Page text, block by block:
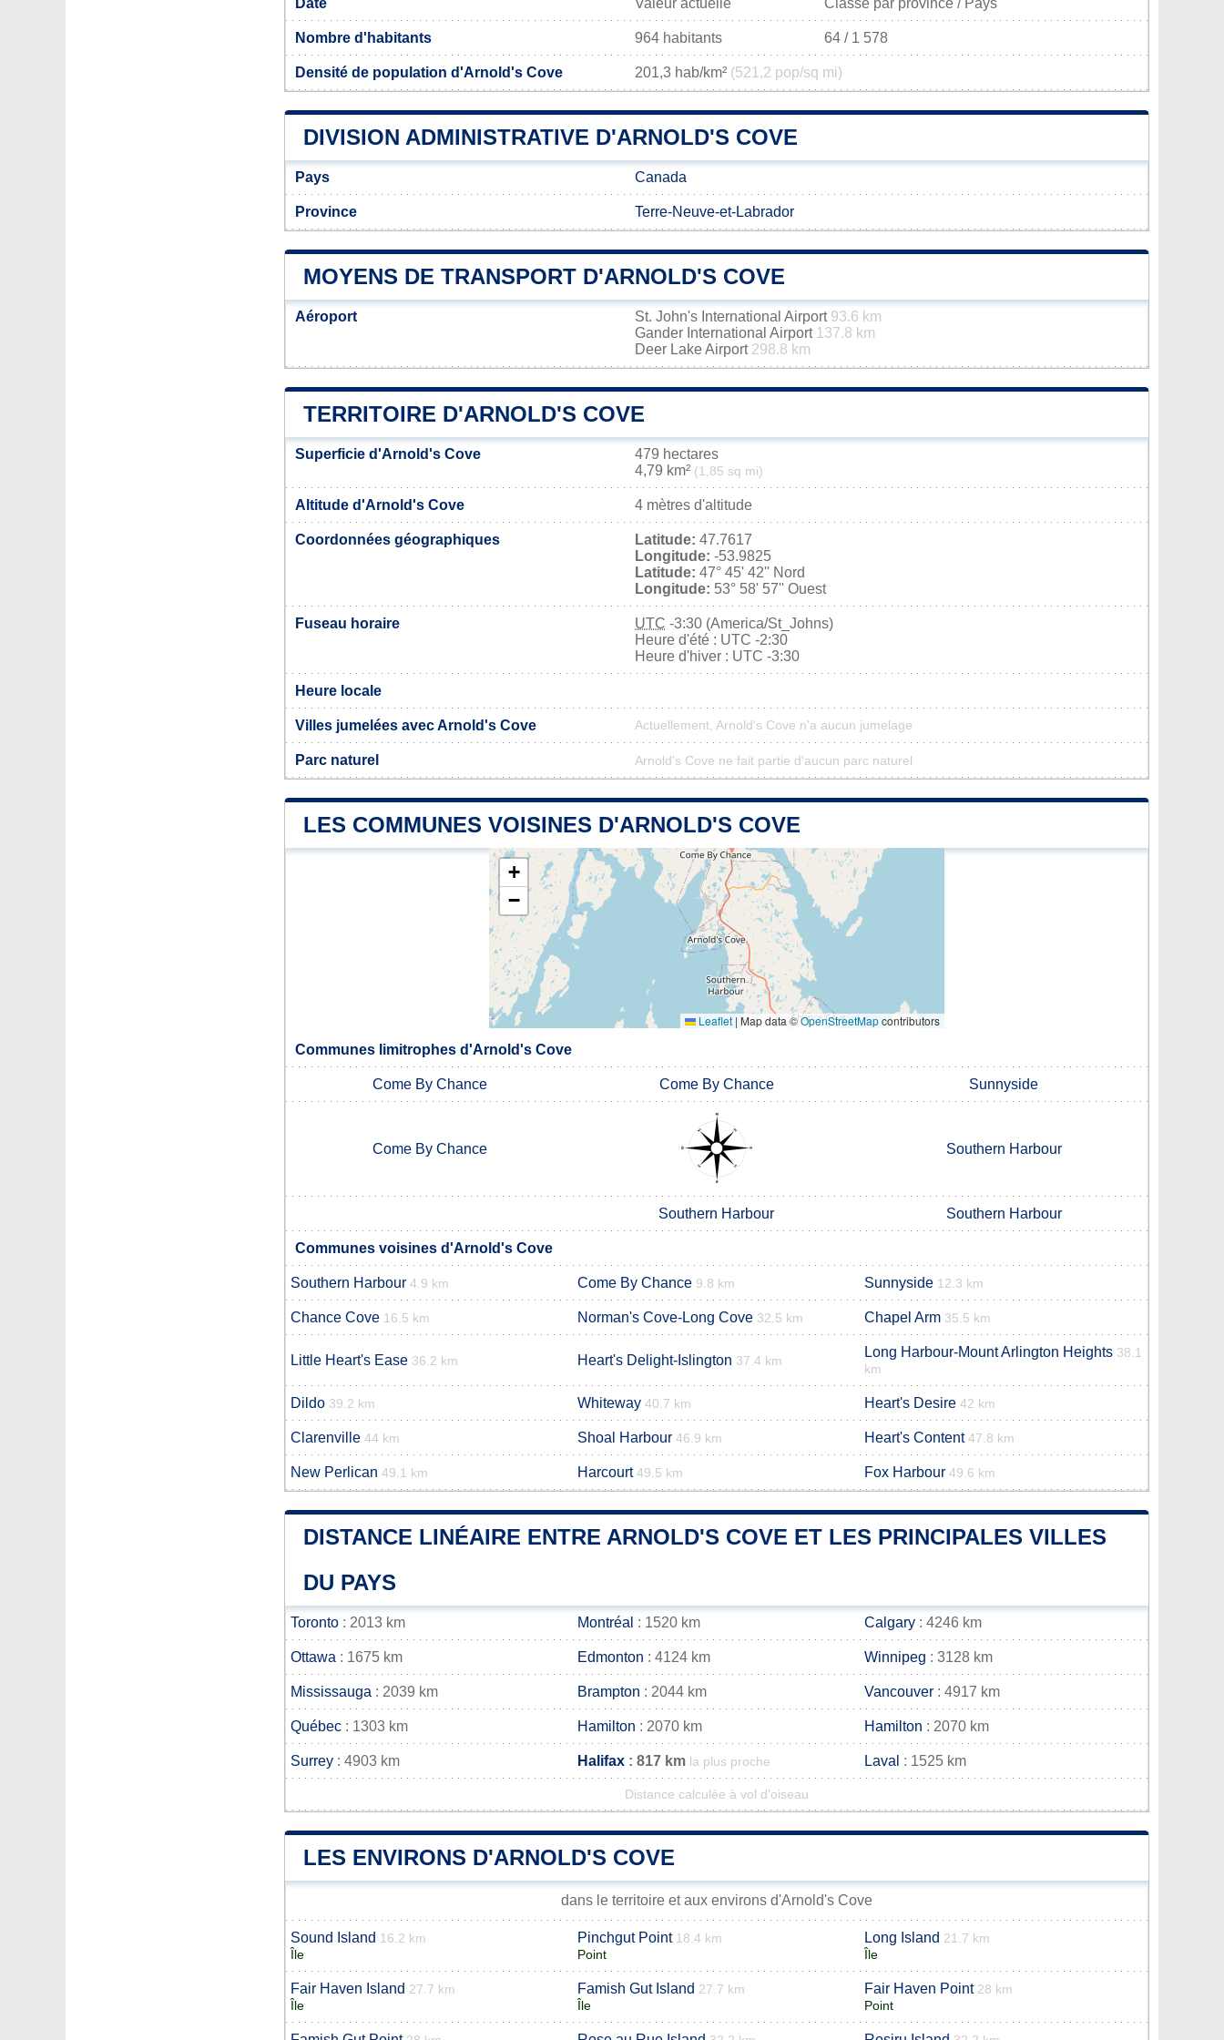
Date Valeur actuelle Classé par province / Pays
Nombre d'habitants 964 habitants 64 / 1 578
Densité de population d'Arnold's Cove 201,3 hab/km² (521,2 pop/sq mi)
DIVISION ADMINISTRATIVE D'ARNOLD'S COVE
Pays Canada
Province Terre-Neuve-et-Labrador
MOYENS DE TRANSPORT D'ARNOLD'S COVE
Aéroport St. John's International Airport 93.6 km
Gander International Airport 137.8 km
Deer Lake Airport 298.8 km
TERRITOIRE D'ARNOLD'S COVE
Superficie d'Arnold's Cove
479 hectares
4,79 km² (1,85 sq mi)
Altitude d'Arnold's Cove 4 mètres d'altitude
Coordonnées géographiques Latitude: 47.7617
Longitude: -53.9825
Latitude: 47° 45' 42'' Nord
Longitude: 53° 58' 57'' Ouest
Fuseau horaire UTC -3:30 (America/St_Johns)
Heure d'été : UTC -2:30
Heure d'hiver : UTC -3:30
Heure locale
Villes jumelées avec Arnold's Cove Actuellement, Arnold's Cove n'a aucun jumelage
Parc naturel Arnold's Cove ne fait partie d'aucun parc naturel
LES COMMUNES VOISINES D'ARNOLD'S COVE
+
−
Leaflet | Map data ©OpenStreetMapcontributors
Communes limitrophes d'Arnold's Cove
Come By Chance Come By Chance Sunnyside
Come By Chance Southern Harbour
Southern Harbour Southern Harbour
Communes voisines d'Arnold's Cove
Southern Harbour 4.9 km Come By Chance 9.8 km Sunnyside 12.3 km
Chance Cove 16.5 km Norman's Cove-Long Cove 32.5 km Chapel Arm 35.5 km
Little Heart's Ease 36.2 km Heart's Delight-Islington 37.4 km
Long Harbour-Mount Arlington Heights 38.1
km
Dildo 39.2 km Whiteway 40.7 km Heart's Desire 42 km
Clarenville 44 km Shoal Harbour 46.9 km Heart's Content 47.8 km
New Perlican 49.1 km Harcourt 49.5 km Fox Harbour 49.6 km
DISTANCE LINÉAIRE ENTRE ARNOLD'S COVE ET LES PRINCIPALES VILLES
DU PAYS
Toronto : 2013 km Montréal : 1520 km Calgary : 4246 km
Ottawa : 1675 km Edmonton : 4124 km Winnipeg : 3128 km
Mississauga : 2039 km Brampton : 2044 km Vancouver : 4917 km
Québec : 1303 km Hamilton : 2070 km Hamilton : 2070 km
Surrey : 4903 km Halifax : 817 km la plus proche Laval : 1525 km
Distance calculée à vol d'oiseau
LES ENVIRONS D'ARNOLD'S COVE
dans le territoire et aux environs d'Arnold's Cove
Sound Island 16.2 km
Île
Pinchgut Point 18.4 km
Point
Long Island 21.7 km
Île
Fair Haven Island 27.7 km
Île
Famish Gut Island 27.7 km
Île
Fair Haven Point 28 km
Point